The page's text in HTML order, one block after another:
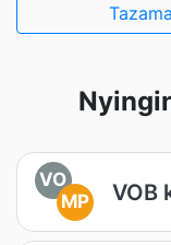
VO
MP
VOB